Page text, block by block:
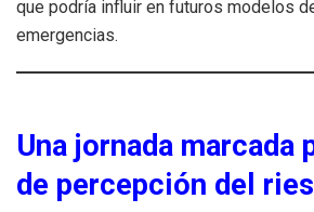
que podría influir en futuros modelos
emergencias.
Una jornada marcada
de percepción del